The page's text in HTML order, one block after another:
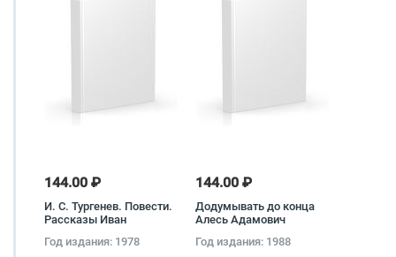
144.00 ₽
И. С. Тургенев. Повести.
Рассказы Иван
Шаталов
Год издания: 1978
144.00 ₽
Додумывать до конца
Алесь Адамович
Год издания: 1988